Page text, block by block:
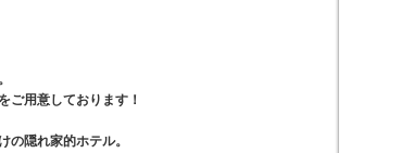
ご用意しております！
の隠れ家的ホテル。